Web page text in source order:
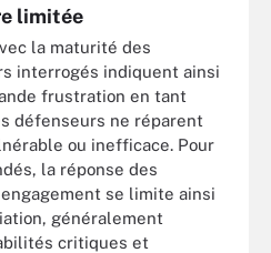
limitée
la maturité des
interrogés indiquent ainsi
frustration en tant
défenseurs ne réparent
ou inefficace. Pour
la réponse des
se limite ainsi
généralement
critiques et